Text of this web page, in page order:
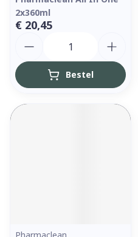
2x360ml
€ 20,45
Bestel